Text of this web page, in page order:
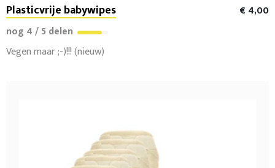
Plasticvrije babywipes
€ 4,00
nog 4 / 5 delen
Vegen maar ;-)!!! (nieuw)